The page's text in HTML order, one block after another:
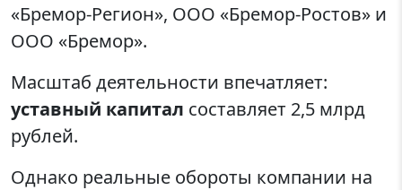
«Бремор-Регион», ООО «Бремор-Ростов» и
ООО «Бремор».
Масштаб деятельности впечатляет:
уставный капитал составляет 2,5 млрд
рублей.
Однако реальные обороты компании на